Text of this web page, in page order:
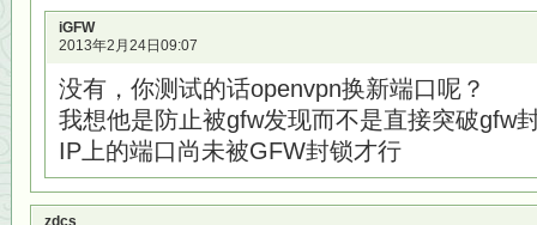
iGFW
2013年2月24日09:07
没有，你测试的话openvpn换新端口呢？
我想他是防止被gfw发现而不是直接突破gfw
IP上的端口尚未被GFW封锁才行
zdcs